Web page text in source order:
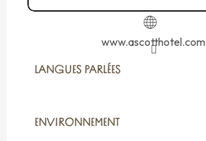
www.ascotthotel.com
LANGUES PARLÉES
LANGUES PARLÉES
ENVIRONNEMENT
ENVIRONNEMENT